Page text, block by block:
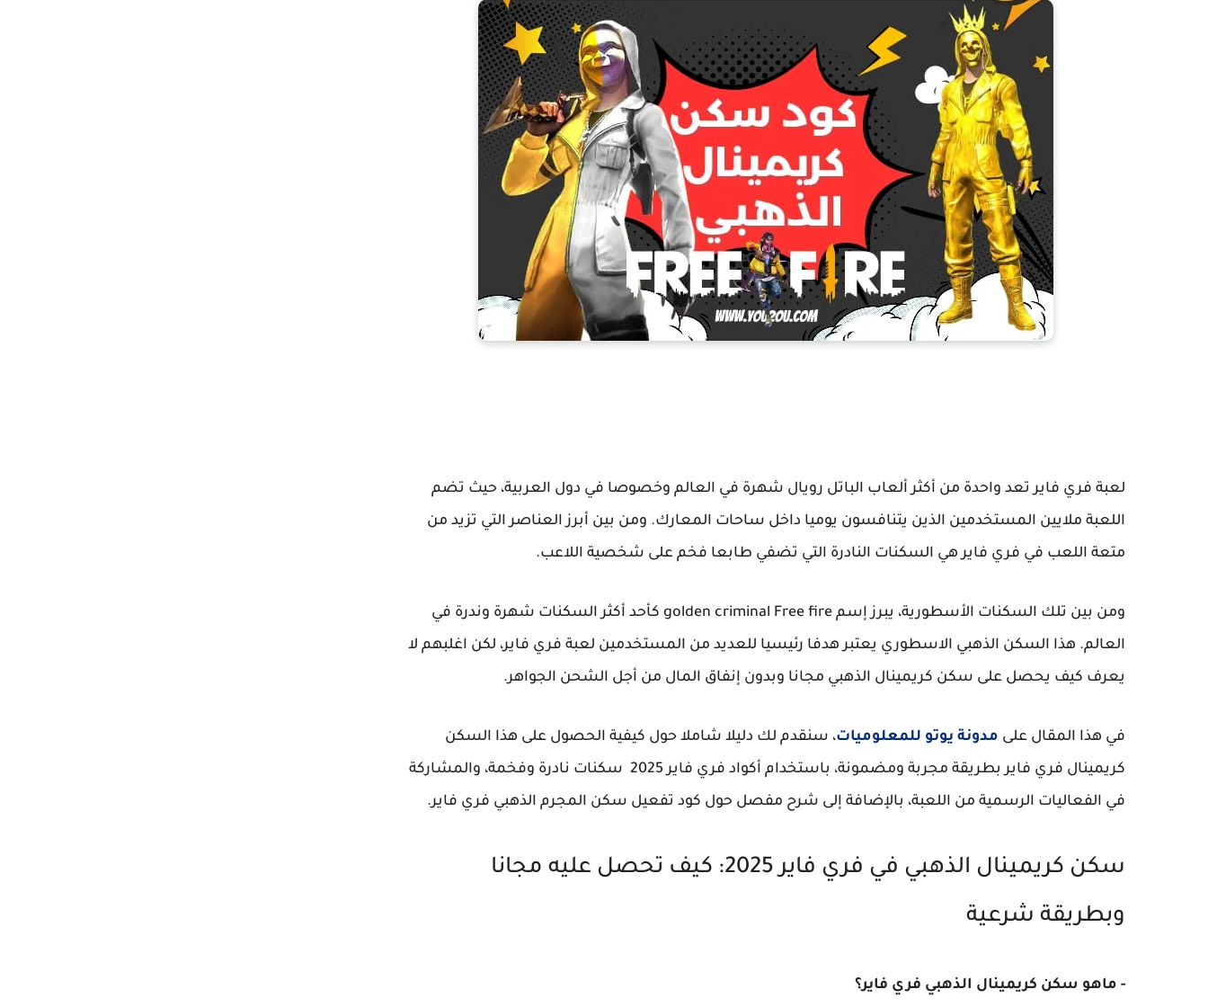
لعبة فري فاير تعد واحدة من أكثر ألعاب الباتل رويال شهرة في العالم وخصوصا في دول العربية، حيث تضم
اللعبة ملايين المستخدمين الذين يتنافسون يوميا داخل ساحات المعارك. ومن بين أبرز العناصر التي تزيد من
متعة اللعب في فري فاير هي السكنات النادرة التي تضفي طابعا فخم على شخصية اللاعب.
ومن بين تلك السكنات الأسطورية، يبرز إسم golden criminal Free fire كأحد أكثر السكنات شهرة وندرة في
العالم. هذا السكن الذهبي الاسطوري يعتبر هدفا رئيسيا للعديد من المستخدمين لعبة فري فاير، لكن اغلبهم لا
يعرف كيف يحصل على سكن كريمينال الذهبي مجانا وبدون إنفاق المال من أجل الشحن الجواهر.
في هذا المقال على مدونة يوتو للمعلوميات، سنقدم لك دليلا شاملا حول كيفية الحصول على هذا السكن
كريمينال فري فاير بطريقة مجربة ومضمونة، باستخدام أكواد فري فاير 2025 سكنات نادرة وفخمة، والمشاركة
في الفعاليات الرسمية من اللعبة، بالإضافة إلى شرح مفصل حول كود تفعيل سكن المجرم الذهبي فري فاير.
سكن كريمينال الذهبي في فري فاير 2025: كيف تحصل عليه مجانا
وبطريقة شرعية
- ماهو سكن كريمينال الذهبي فري فاير؟